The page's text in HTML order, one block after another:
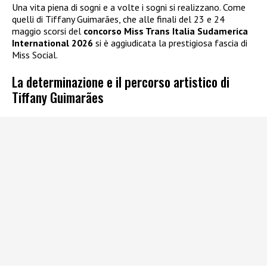
Una vita piena di sogni e a volte i sogni si realizzano. Come
quelli di Tiffany Guimarães, che alle finali del 23 e 24
maggio scorsi del concorso Miss Trans Italia Sudamerica
International 2026 si è aggiudicata la prestigiosa fascia di
Miss Social.
La determinazione e il percorso artistico di
Tiffany Guimarães